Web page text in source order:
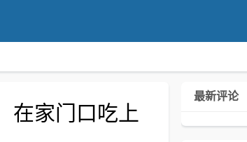
在家门口吃上
最新评论